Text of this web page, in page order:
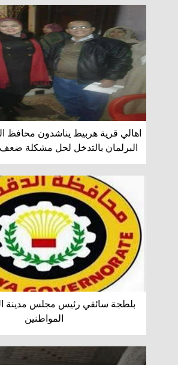
اهالي قرية هربيط يناشدون محافظ
البرلمان بالتدخل لحل مشكلة
بلطجة سائقي رئيس مجلس مدينة
المواطنين